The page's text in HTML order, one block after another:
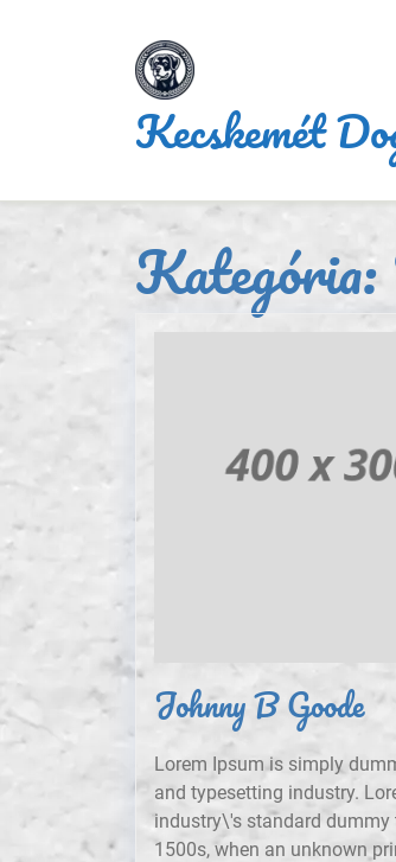
Kecskemét
Kategória:
Johnny B Goode
Lorem Ipsum is simply
and typesetting industry.
industry\'s standard dummy
1500s, when an unknown